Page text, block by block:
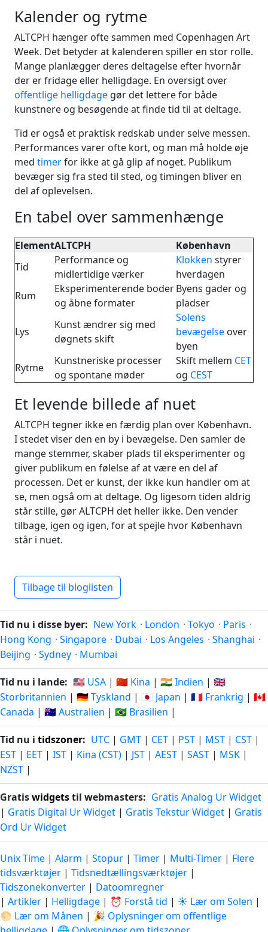
Kalender og rytme
ALTCPH hænger ofte sammen med Copenhagen Art
Week. Det betyder at kalenderen spiller en stor rolle.
Mange planlægger deres deltagelse efter hvornår
der er fridage eller helligdage. En oversigt over
offentlige helligdage gør det lettere for både
kunstnere og besøgende at finde tid til at deltage.
Tid er også et praktisk redskab under selve messen.
Performances varer ofte kort, og man må holde øje
med timerfor ikke at gå glip af noget. Publikum
bevæger sig fra sted til sted, og timingen bliver en
del af oplevelsen.
En tabel over sammenhænge
ElementALTCPH
København
Tid
Performance og
midlertidige værker
Klokken styrer
hverdagen
Rum
Eksperimenterende boder
og åbne formater
Byens gader og
pladser
Lys
Kunst ændrer sig med
døgnets skift
Solens
bevægelse over
byen
Rytme
Kunstneriske processer
og spontane møder
Skift mellem CET
og CEST
Et levende billede af nuet
ALTCPH tegner ikke en færdig plan over København.
I stedet viser den en by i bevægelse. Den samler de
mange stemmer, skaber plads til eksperimenter og
giver publikum en følelse af at være en del af
processen. Det er kunst, der ikke kun handler om at
se, men også om at deltage. Og ligesom tiden aldrig
står stille, gør ALTCPH det heller ikke. Den vender
tilbage, igen og igen, for at spejle hvor København
står i nuet.
Tilbage til bloglisten
Tid nu i disse byer: New York · London · Tokyo · Paris ·
Hong Kong · Singapore · Dubai · Los Angeles · Shanghai ·
Beijing · Sydney · Mumbai
Tid nu i lande: 🇺🇸 USA | 🇨🇳 Kina | 🇮🇳 Indien | 🇬🇧
Storbritannien | 🇩🇪 Tyskland | 🇯🇵 Japan | 🇫🇷 Frankrig | 🇨🇦
Canada | 🇦🇺 Australien | 🇧🇷 Brasilien |
Tid nu i tidszoner: UTC | GMT | CET | PST | MST | CST |
EST | EET | IST | Kina (CST) | JST | AEST | SAST | MSK |
NZST |
Gratiswidgetstil webmasters: Gratis Analog Ur Widget
| Gratis Digital Ur Widget | Gratis Tekstur Widget | Gratis
Ord Ur Widget
Unix Time | Alarm | Stopur | Timer | Multi-Timer | Flere
tidsværktøjer | Tidsnedtællingsværktøjer |
Tidszonekonverter | Datoomregner
| Artikler | Helligdage | ⏰ Forstå tid | ☀️ Lær om Solen |
🌕 Lær om Månen | 🎉 Oplysninger om offentlige